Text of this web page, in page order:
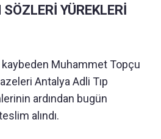
YÜREKLERİ
kaybeden Muhammet Topçu
Antalya Adli Tıp
ardından bugün
alındı.